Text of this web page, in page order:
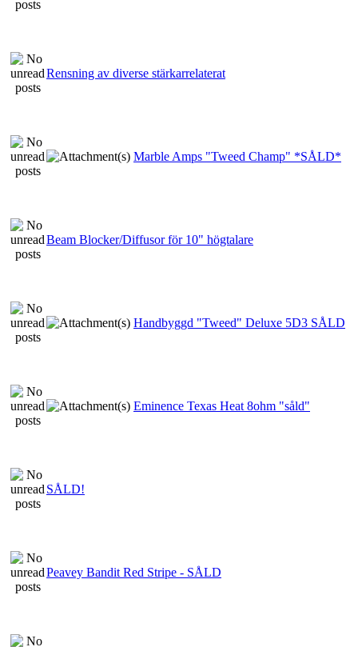
Rensning av diverse stärkarrelaterat
Marble Amps "Tweed Champ" *SÅLD*
Beam Blocker/Diffusor för 10" högtalare
Handbyggd "Tweed" Deluxe 5D3 SÅLD
Eminence Texas Heat 8ohm "såld"
SÅLD!
Peavey Bandit Red Stripe - SÅLD